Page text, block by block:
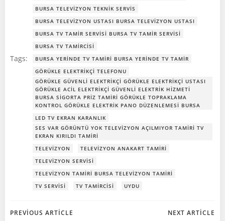
Tags:
BURSA TELEVIZYON TEKNIK SERVIS
BURSA TELEVIZYON USTASI BURSA TELEVIZYON USTASI
BURSA TV TAMIR SERVISI BURSA TV TAMIR SERVISI
BURSA TV TAMIRCISI
BURSA YERINDE TV TAMIRI BURSA YERINDE TV TAMIR
GÖRÜKLE ELEKTRIKÇI TELEFONU
GÖRÜKLE GÜVENLI ELEKTRIKÇI GÖRÜKLE ELEKTRIKÇI USTASI
GÖRÜKLE ACIL ELEKTRIKÇI GÜVENLI ELEKTRIK HIZMETI
BURSA SIGORTA PRIZ TAMIRI GÖRÜKLE TOPRAKLAMA
KONTROL GÖRÜKLE ELEKTRIK PANO DÜZENLEMESI BURSA
LED TV EKRAN KARANLIK
SES VAR GÖRÜNTÜ YOK TELEVIZYON AÇILMIYOR TAMIRI TV
EKRAN KIRILDI TAMIRI
TELEVIZYON
TELEVIZYON ANAKART TAMIRI
TELEVIZYON SERVISI
TELEVIZYON TAMIRI BURSA TELEVIZYON TAMIRI
TV SERVISI
TV TAMIRCISI UYDU
PREVIOUS ARTICLE NEXT ARTICLE